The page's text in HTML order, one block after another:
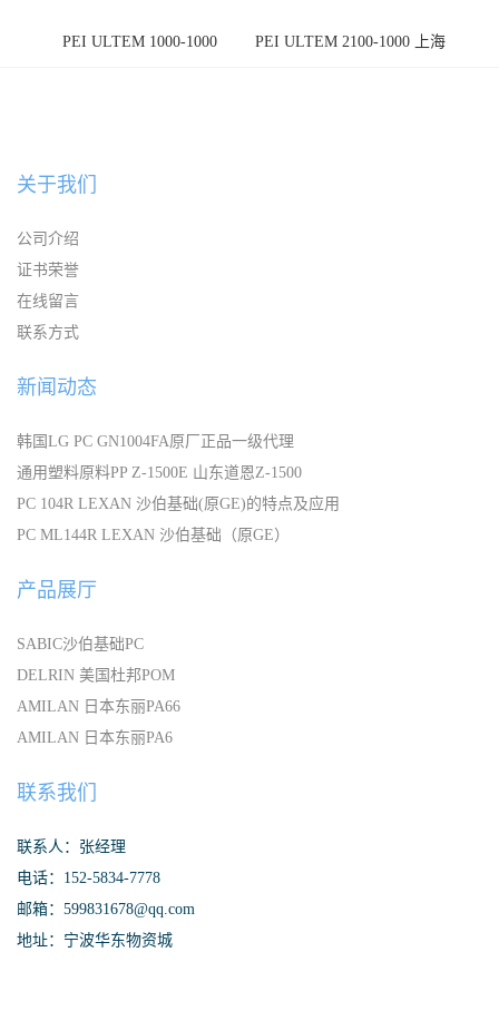
PEI ULTEM 1000-1000
PEI ULTEM 2100-1000 上海
关于我们
公司介绍
证书荣誉
在线留言
联系方式
新闻动态
韩国LG PC GN1004FA原厂正品一级代理
通用塑料原料PP Z-1500E 山东道恩Z-1500
PC 104R LEXAN 沙伯基础(原GE)的特点及应用
PC ML144R LEXAN 沙伯基础（原GE）
产品展厅
SABIC沙伯基础PC
DELRIN 美国杜邦POM
AMILAN 日本东丽PA66
AMILAN 日本东丽PA6
联系我们
联系人：张经理
电话：152-5834-7778
邮箱：599831678@qq.com
地址：宁波华东物资城